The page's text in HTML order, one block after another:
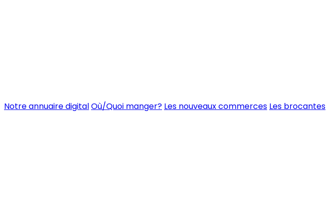
Notre annuaire digitalOù/Quoi manger? Les nouveaux commerces Les brocantes